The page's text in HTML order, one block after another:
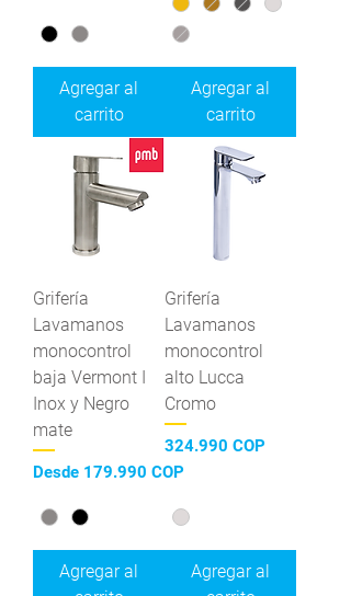
Agregar al
carrito
Agregar al
carrito
Grifería
Lavamanos
monocontrol
baja Vermont I
Inox y Negro
mate
Desde 179.990 COP
Precio de oferta
Agregar al
Grifería
Lavamanos
monocontrol
alto Lucca
Cromo
Precio
324.990 COP
Agregar al